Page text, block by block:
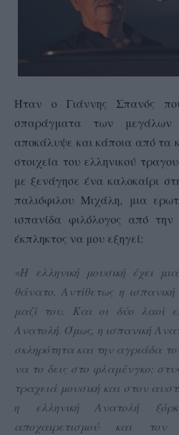
Ήταν ο Γιάννης Σπανός
σπαράγματα των μεγάλων
αποκάλυψε και κάποια από τα
στοιχεία του ελληνικού
με ξενάγησε ένα καλοκαίρι
παλιόφιλου Μιχάλη, μια
ισπανίδα φιλόλογος από
έκπληκτος να μου εξηγεί:
«Η ελληνική μουσική έχει
θάνατο. Αντίθετως η
μαζί του. Και οι δύο λαοί
Ανατολή. Όμως, η ισπανική
σκληρότητα και την αγριάδα
να το δεις στο φλαμένγκο:
τραχειά μουσική και στον
η ελληνική Ανατολή
αποχαιρετισμού και